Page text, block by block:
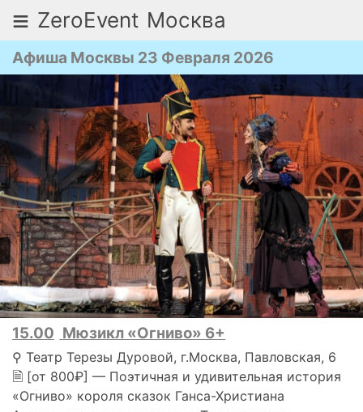
≡ ZeroEvent Москва
Афиша Москвы 23 Февраля 2026
15.00 Мюзикл «Огниво» 6+
⚲ Театр Терезы Дуровой, г.Москва, Павловская, 6
🗎 [от 800₽] — Поэтичная и удивительная история
«Огниво» короля сказок Ганса-Христиана